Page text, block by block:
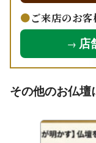
ご来店のお
→ 店
その他のお仏